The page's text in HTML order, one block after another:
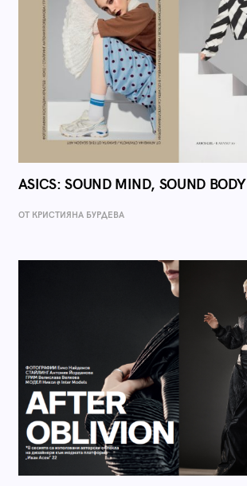
ASICS: SOUND MIND, SOUND BODY
ОТ КРИСТИЯНА БУРДЕВА